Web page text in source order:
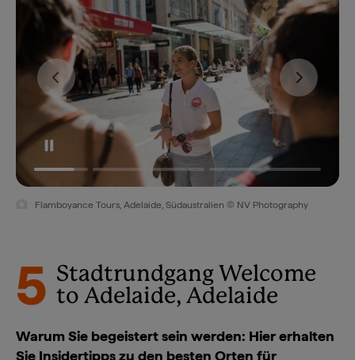
Flamboyance Tours, Adelaide, Südaustralien © NV Photography
5 Stadtrundgang Welcome
to Adelaide, Adelaide
Warum Sie begeistert sein werden: Hier erhalten
Sie Insidertipps zu den besten Orten für